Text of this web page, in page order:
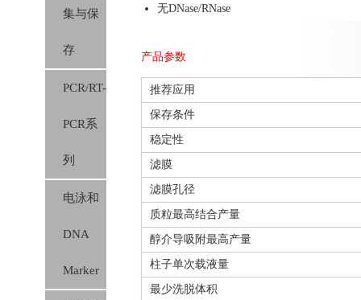
胶膜）
集与保
存
PCR/RT-
PCR系
列
电泳和
DNA
Marker
无DNase/RNase
产品参数
推荐应用
保存条件
稳定性
滤膜
滤膜孔径
质粒最高结合产量
醇介导吸附最高产量
柱子单次载液量
最少洗脱体积